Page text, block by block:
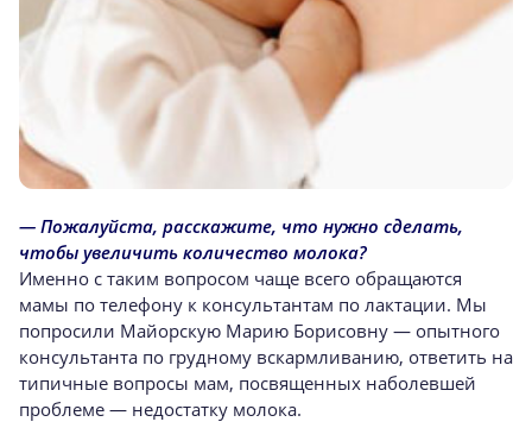
— Пожалуйста, расскажите, что нужно сделать,
чтобы увеличить количество молока?
Именно с таким вопросом чаще всего обращаются
мамы по телефону к консультантам по лактации. Мы
попросили Майорскую Марию Борисовну — опытного
консультанта по грудному вскармливанию, ответить на
типичные вопросы мам, посвященных наболевшей
проблеме — недостатку молока.